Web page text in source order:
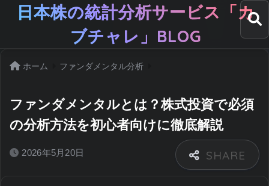
日本株の統計分析サービス「カ
ブチャレ」BLOG
ホーム ファンダメンタル分析
ファンダメンタルとは？株式投資で必須
の分析方法を初心者向けに徹底解説
2026年5月20日